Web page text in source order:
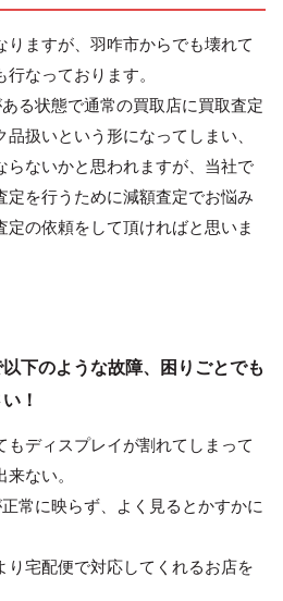
りますが、羽咋市からでも壊れて
なっております。
る状態で通常の買取店に買取査定
扱いという形になってしまい、
らないかと思われますが、当社で
定を行うために減額査定でお悩み
の依頼をして頂ければと思いま
下のような故障、困りごとでも
！
もディスプレイが割れてしまって
ない。
常に映らず、よく見るとかすかに
り宅配便で対応してくれるお店を